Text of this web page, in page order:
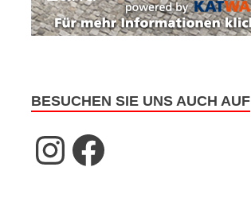
BESUCHEN SIE UNS AUCH AUF